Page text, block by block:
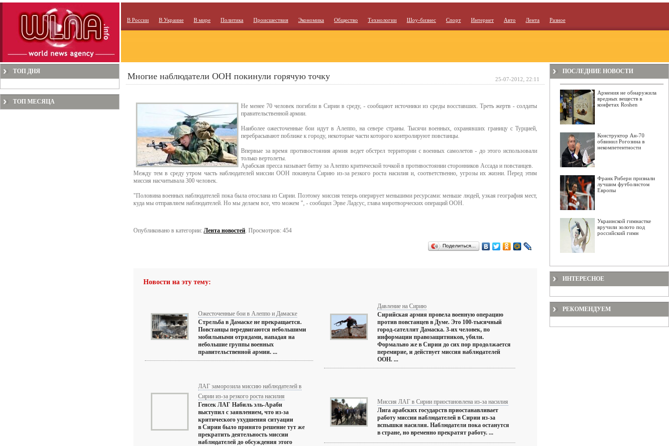
В России В Украине В мире Политика Происшествия Экономика Общество Технологии Шоу-бизнес Спорт Интернет Авто Лента Разное
ТОП ДНЯ
ТОП МЕСЯЦА
Многие наблюдатели ООН покинули горячую точку
Не менее 70 человек погибли в Сирии в среду, - сообщают источники из среды восставших. Треть жертв - солдаты
правительственной армии.
Наиболее ожесточенные бои идут в Алеппо, на севере страны. Тысячи военных, охранявших границу с Турцией,
перебрасывают поближе к городу, некоторые части которого контролируют повстанцы.
Впервые за время противостояния армия ведет обстрел территории с военных самолетов - до этого использовали
только вертолеты.
Арабская пресса называет битву за Алеппо критической точкой в противостоянии сторонников Ассада и повстанцев.
Между тем в среду утром часть наблюдателей миссии ООН покинула Сирию из-за резкого роста насилия и, соответственно, угрозы их жизни. Перед этим
миссия насчитывала 300 человек.
"Половина военных наблюдателей пока была отослана из Сирии. Поэтому миссия теперь оперирует меньшими ресурсами: меньше людей, узкая география мест,
куда мы отправляем наблюдателей. Но мы делаем все, что можем ", - сообщил Эрве Ладсус, глава миротворческих операций ООН.
Опубликовано в категории: Лента новостей. Просмотров: 454
Поделиться…
Новости на эту тему:
Ожесточенные бои в Алеппо и Дамаске
Стрельба в Дамаске не прекращается.
Повстанцы передвигаются небольшими
мобильными отрядами, нападая на
небольшие группы военных
правительственной армии. ...
Давление на Сирию
Сирийская армия провела военную операцию
против повстанцев в Думе. Это 100-тысячный
город-сателлит Дамаска. 3-их человек, по
информации правозащитников, убили.
Формально же в Сирии до сих пор продолжается
перемирие, и действует миссия наблюдателей
ООН. ...
ЛАГ заморозила миссию наблюдателей в
Сирии из-за резкого роста насилия
Генсек ЛАГ Набиль эль-Араби
выступил с заявлением, что из-за
критического ухудшения ситуации
в Сирии было принято решение тут же
прекратить деятельность миссии
наблюдателей до обсуждения этого
Миссия ЛАГ в Сирии приостановлена из-за насилия
Лига арабских государств приостанавливает
работу миссии наблюдателей в Сирии из-за
вспышки насилия. Наблюдатели пока останутся
в стране, но временно прекратят работу. ...
25-07-2012, 22:11
ПОСЛЕДНИЕ НОВОСТИ
Армения не обнаружила
вредных веществ в
конфетах Roshen
Конструктор Ан-70
обвинил Рогозина в
некомпетентности
Франк Рибери признали
лучшим футболистом
Европы
Украинской гимнастке
вручили золото под
российский гимн
ИНТЕРЕСНОЕ
РЕКОМЕНДУЕМ